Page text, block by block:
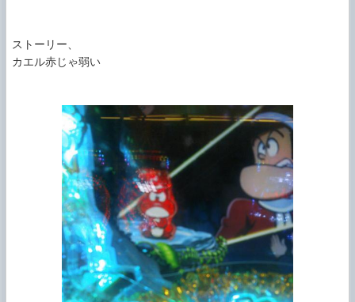
ストーリー、
カエル赤じゃ弱い